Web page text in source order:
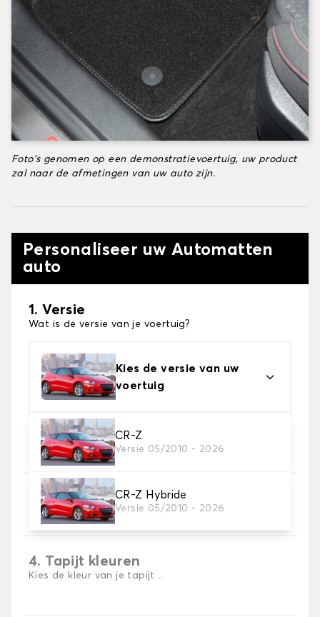
Foto's genomen op een demonstratievoertuig, uw product
zal naar de afmetingen van uw auto zijn.
Personaliseer uw Automatten
auto
1. Versie
Wat is de versie van je voertuig?
Kies de versie van uw
voertuig
CR-Z
Versie 05/2010 - 2026
CR-Z Hybride
Versie 05/2010 - 2026
2. Materiaal
Kies het materiaal van uw automatten
3. Aantal matten
Selecteer het aantal automatten dat je nodig hebt.
4. Tapijt kleuren
Kies de kleur van je tapijt ..